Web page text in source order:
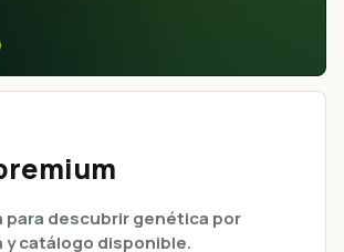
para descubrir genética por
y catálogo disponible.